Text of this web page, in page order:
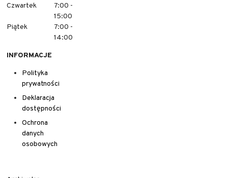
Czwartek
7:00 -
15:00
Piątek
7:00 -
14:00
INFORMACJE
Polityka
prywatności
Deklaracja
dostępności
Ochrona
danych
osobowych